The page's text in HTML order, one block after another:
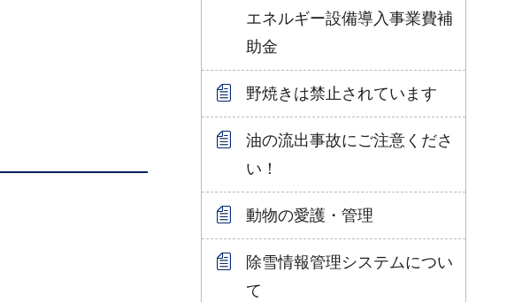
エネルギー設備導入事業費補
助金
野焼きは禁止されています
油の流出事故にご注意くださ
い！
動物の愛護・管理
除雪情報管理システムについ
て